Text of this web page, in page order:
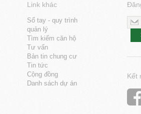
Link khác
Sổ tay - quy trình
quản lý
Tìm kiếm căn hộ
Tư vấn
Bản tin chung cư
Tin tức
Cộng đồng
Danh sách dự án
Kết